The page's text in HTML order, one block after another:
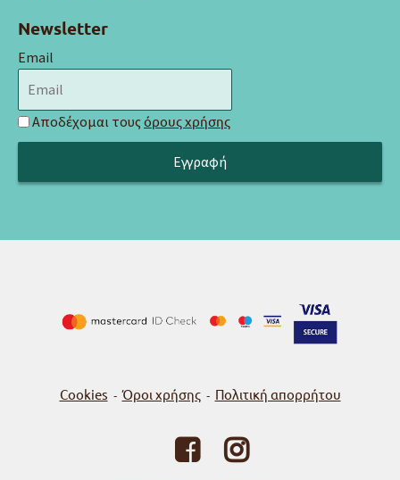
Newsletter
Email
Αποδέχομαι τους όρους χρήσης
Cookies - Όροι χρήσης - Πολιτική απορρήτου